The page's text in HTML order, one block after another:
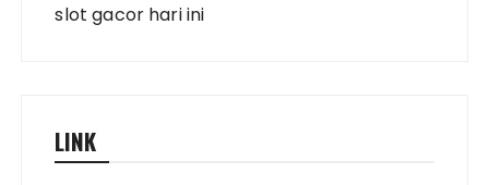
slot gacor hari ini
LINK